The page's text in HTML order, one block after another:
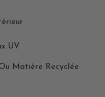
UV
Matière Recyclée